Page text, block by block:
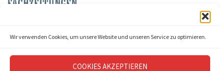
Wir verwenden Cookies, um unsere Website und unseren Service zu optimieren.
COOKIES AKZEPTIEREN